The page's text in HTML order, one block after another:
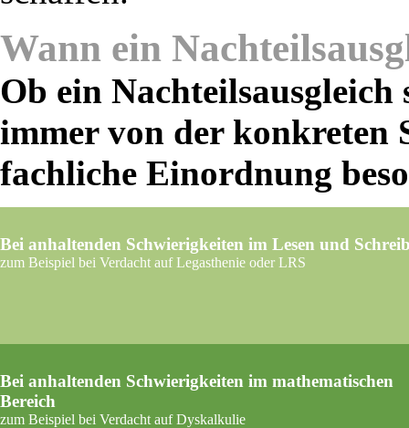
Wann ein
Ob ein
immer von der konkreten
fachliche Einordnung
Bei anhaltenden Schwierigkeiten im Lesen und
zum Beispiel bei Verdacht auf Legasthenie oder LRS
Bei anhaltenden Schwierigkeiten im mathematischen
Bereich
zum Beispiel bei Verdacht auf Dyskalkulie